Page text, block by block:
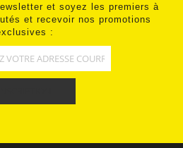
et soyez les premiers à
et recevoir nos promotions
: